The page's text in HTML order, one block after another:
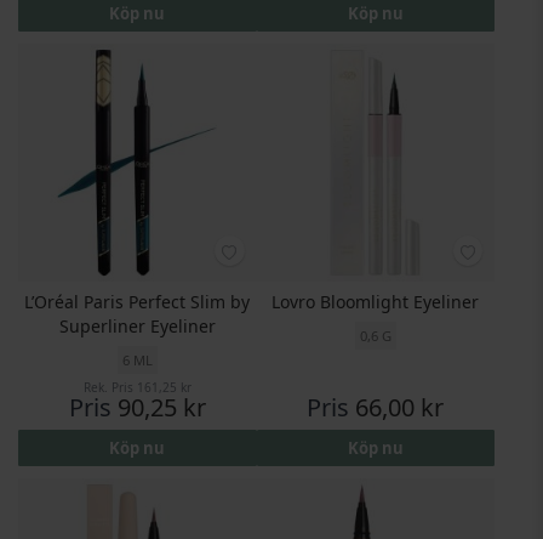
Köp nu Köp nu
L’Oréal Paris Perfect Slim by
Superliner Eyeliner
6 ML
Rek. Pris 161,25 kr
Pris 90,25 kr
Köp nu
Lovro Bloomlight Eyeliner
0,6 G
Pris 66,00 kr
Köp nu